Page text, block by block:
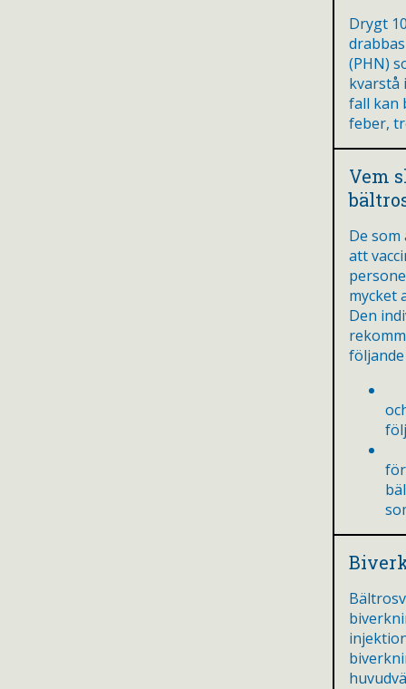
Drygt
(PHN)
kvarstå
fall kan
feber,
Vem
De
att
mycket
Den